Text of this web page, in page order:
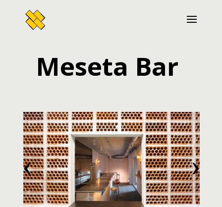
Meseta Bar